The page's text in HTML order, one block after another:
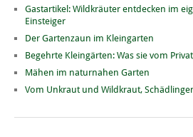
Gastartikel: Wildkräuter entdecken im
Einsteiger
Der Gartenzaun im Kleingarten
Begehrte Kleingärten: Was sie vom
Mähen im naturnahen Garten
Vom Unkraut und Wildkraut,